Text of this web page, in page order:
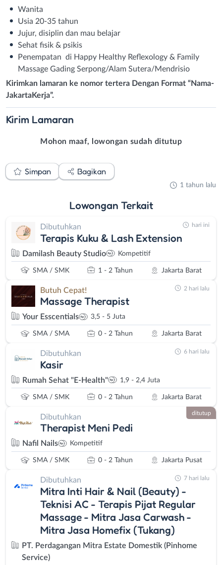
Wanita
Usia 20-35 tahun
Jujur, disiplin dan mau belajar
Sehat fisik & psikis
Penempatan di Happy Healthy Reflexology & Family
Massage Gading Serpong/Alam Sutera/Mendrisio
Kirimkan lamaran ke nomor tertera Dengan Format “Nama-
JakartaKerja”.
Kirim Lamaran
Mohon maaf, lowongan sudah ditutup
Simpan Bagikan
1 tahun lalu
Lowongan Terkait
Dibutuhkan
Terapis Kuku & Lash Extension
Damilash Beauty Studio Kompetitif
SMA / SMK 1 - 2 Tahun Jakarta Barat
hari ini
Butuh Cepat!
Massage Therapist
Your Esscentials 3,5 - 5 Juta
SMA / SMA 0 - 2 Tahun Jakarta Barat
2 hari lalu
Dibutuhkan
Kasir
Rumah Sehat "E-Health" 1,9 - 2,4 Juta
SMA / SMK 0 - 2 Tahun Jakarta Barat
6 hari lalu
Dibutuhkan
Therapist Meni Pedi
Nafil Nails Kompetitif
SMA / SMK 0 - 2 Tahun Jakarta Pusat
ditutup
Dibutuhkan
Mitra Inti Hair & Nail (Beauty) -
Teknisi AC - Terapis Pijat Regular
Massage - Mitra Jasa Carwash -
Mitra Jasa Homefix (Tukang)
PT. Perdagangan Mitra Estate Domestik (Pinhome
Service)
7 hari lalu